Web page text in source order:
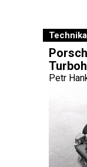
Technika
Petr